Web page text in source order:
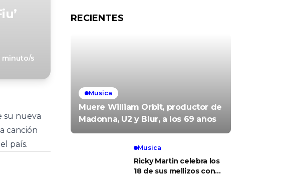
minuto/s
su nueva
canción
país.
RECIENTES
Musica
Muere William Orbit, productor de
Madonna, U2 y Blur, a los 69 años
Musica
Ricky Martin celebra los
18 de sus mellizos con